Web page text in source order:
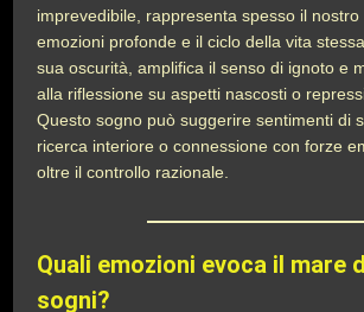
imprevedibile, rappresenta spesso il nostro
emozioni profonde e il ciclo della vita
sua oscurità, amplifica il senso di ignoto e
alla riflessione su aspetti nascosti o
Questo sogno può suggerire sentimenti di
ricerca interiore o connessione con forze
oltre il controllo razionale.
Quali emozioni evoca il mare
sogni?